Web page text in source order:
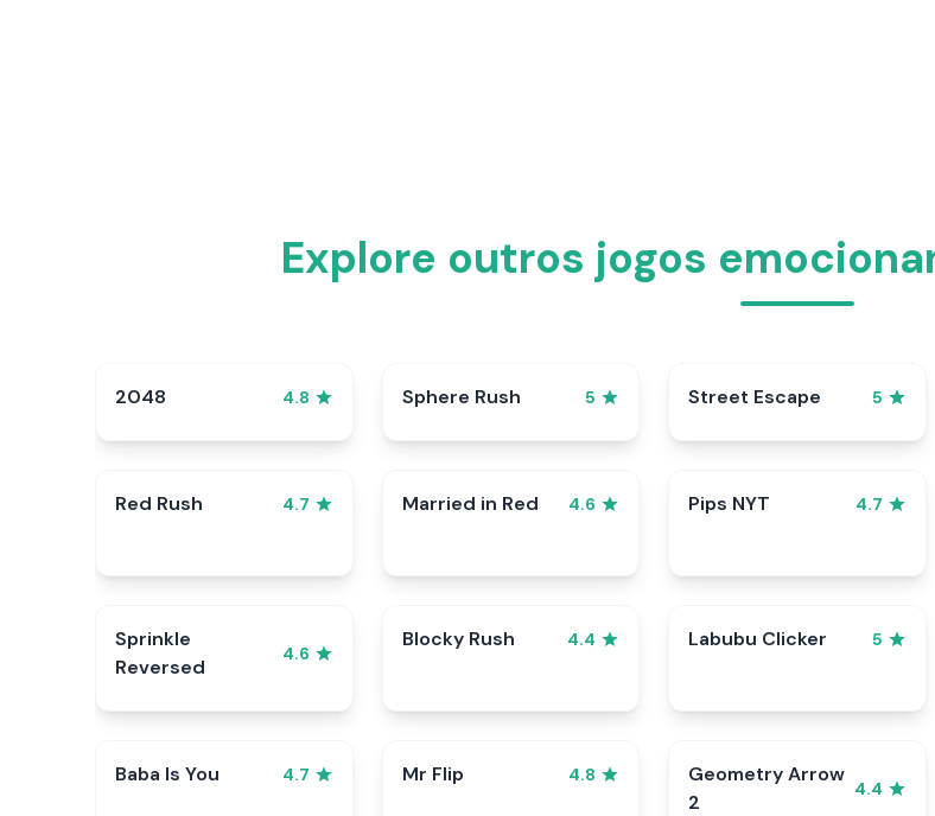
Explore outros jogos
2048 4.8 Sphere Rush 5 Street Escape 5
Red Rush 4.7 Married in Red 4.6 Pips NYT 4.7
Sprinkle
Reversed
4.6
Blocky Rush 4.4 Labubu Clicker 5
Baba Is You 4.7 Mr Flip 4.8
Geometry Arrow
2
4.4